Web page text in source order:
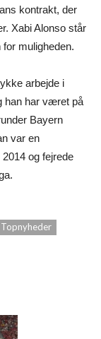
kontrakt, der
Xabi Alonso står
muligheden.
arbejde i
han har været på
Bayern
var en
og fejrede
Topnyheder